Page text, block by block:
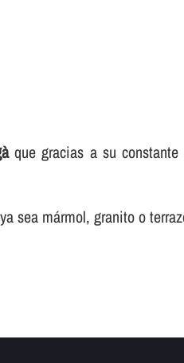
que gracias a su constante
sea mármol, granito o